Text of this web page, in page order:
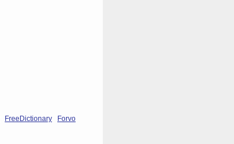
FreeDictionary Forvo